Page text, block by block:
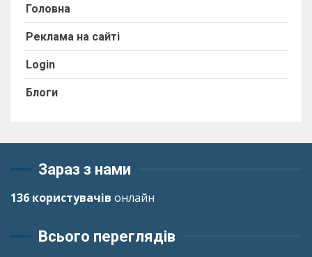
Головна
Реклама на сайті
Login
Блоги
Зараз з нами
136 користувачів онлайн
Всього переглядів